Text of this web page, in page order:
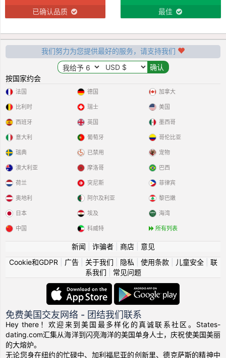
已确认品质 最佳
我们努力为您提供最好的服务，请支持我们
按国家约会
法国
比利时
西班牙
意大利
瑞典
德国
瑞士
英国
葡萄牙
已禁用
加拿大
美国
墨西哥
哥伦比亚
宠物
澳大利亚
荷兰
奥地利
日本
中国
摩洛哥
突尼斯
阿尔及利亚
埃及
科威特
巴西
菲律宾
黎巴嫩
海湾
所有列表
新闻 诈骗者| 商店| 意见
Cookie和GDPR
广告| 关于我们 隐私 使用条款| 儿童安全| 联
系我们
常见问题
免费美国交友网络 - 团结我们联系
Hey there！欢迎来到美国最多样化的真诚联系社区。States-
dating.com汇集从海洋到闪亮海洋的美国单身人士，庆祝使美国美丽
的大熔炉。
无论您身在纽约的忙碌中、加利福尼亚的创新里、德克萨斯的精神中